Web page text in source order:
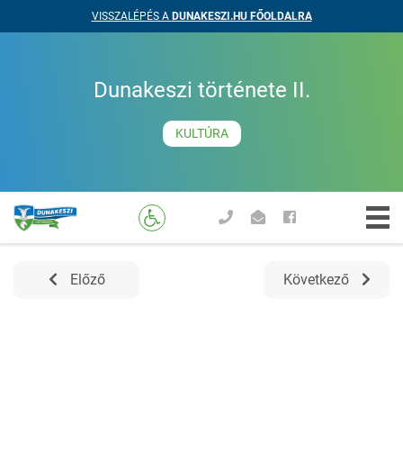
VISSZALÉPÉS A DUNAKESZI.HU FŐOLDALRA
Dunakeszi története II.
KULTÚRA
Előző Következő